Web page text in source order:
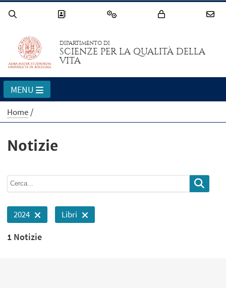
DIPARTIMENTO DI
SCIENZE PER LA QUALITÀ DELLA
VITA
MENU
Home
Notizie
2024 Libri
1 Notizie